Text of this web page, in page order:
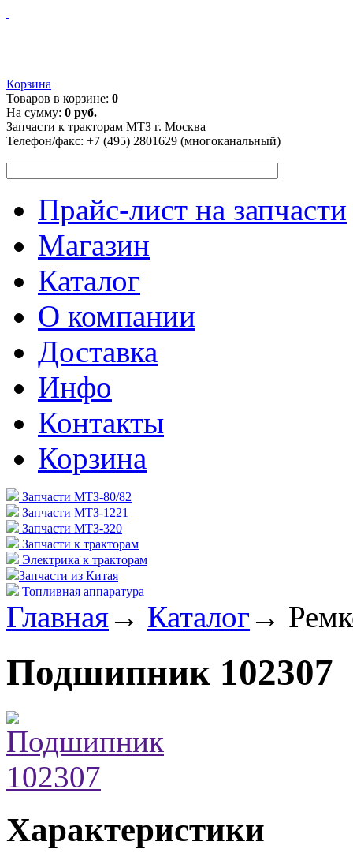
Корзина
Товаров в корзине: 0
На сумму: 0 руб.
Запчасти к тракторам МТЗ г. Москва
Телефон/факс: +7 (495) 2801629 (многоканальный)
Прайс-лист на запчасти
Магазин
Каталог
О компании
Доставка
Инфо
Контакты
Корзина
Запчасти МТЗ-80/82
Запчасти МТЗ-1221
Запчасти МТЗ-320
Запчасти к тракторам
Электрика к тракторам
Запчасти из Китая
Топливная аппаратура
Главная→ Каталог →
Подшипник 102307
Характеристики